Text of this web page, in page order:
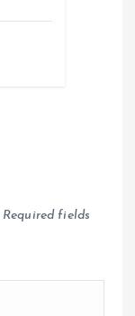
Required fields